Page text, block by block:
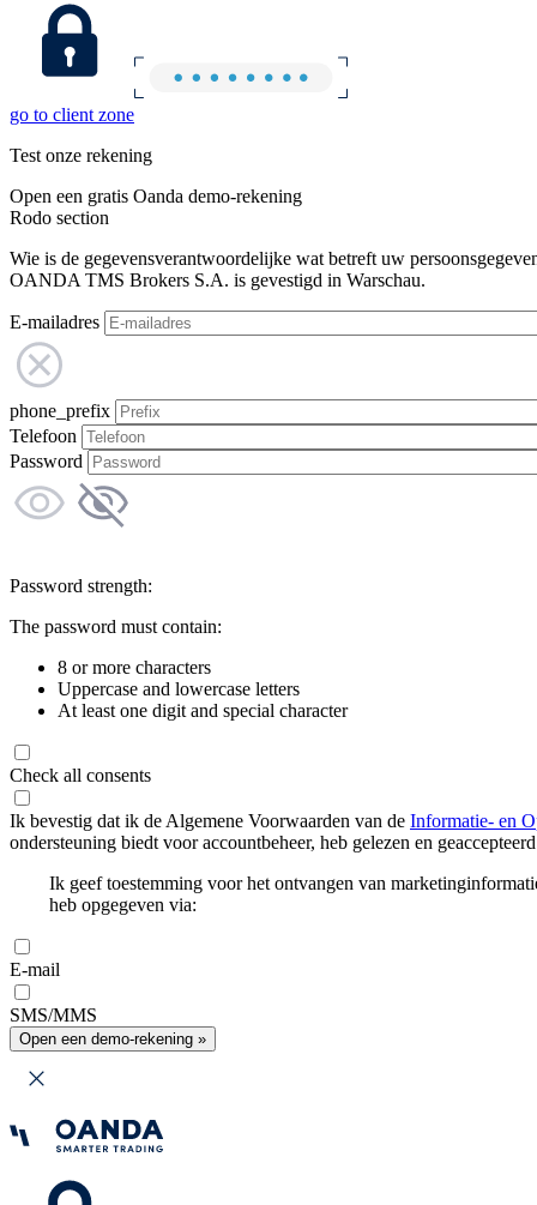
go to client zone
Test onze rekening
Open een gratis Oanda demo-rekening
Rodo section
Wie is de gegevensverantwoordelijke wat betreft uw
OANDA TMS Brokers S.A. is gevestigd in Warschau.
E-mailadres
phone_prefix
Telefoon
Password
Password strength:
The password must contain:
8 or more characters
Uppercase and lowercase letters
At least one digit and special character
Check all consents
Ik bevestig dat ik de Algemene Voorwaarden van de Informatie- en
ondersteuning biedt voor accountbeheer, heb gelezen en
Ik geef toestemming voor het ontvangen van
heb opgegeven via:
E-mail
SMS/MMS
Open een demo-rekening »